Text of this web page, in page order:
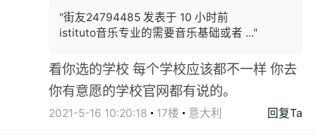
"街友24794485 发表于 10 小时前
istituto音乐专业的需要音乐基础或者 ..."
看你选的学校 每个学校应该都不一样 你去
你有意愿的学校官网都有说的。
2021-5-16 10:20:18 17楼 意大利 回复Ta